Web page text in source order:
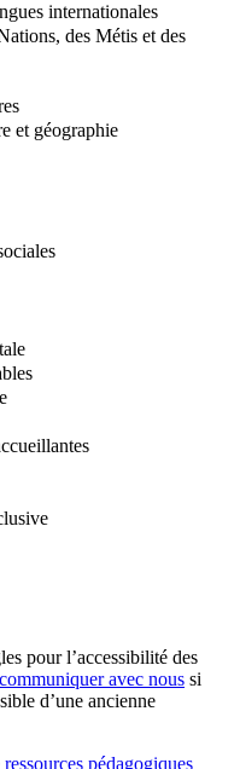
internationales
des Métis et des
et géographie
pour l’accessibilité des
communiquer avec nous si
d’une ancienne